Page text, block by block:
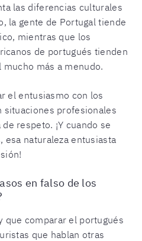
las diferencias culturales
la gente de Portugal tiende
mientras que los
de portugués tienden
mucho más a menudo.
el entusiasmo con los
situaciones profesionales
respeto. ¡Y cuando se
esa naturaleza entusiasta
en falso de los
que comparar el portugués
que hablan otras